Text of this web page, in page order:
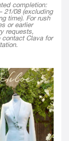
completion:
21/08 (excluding
time). For rush
or earlier
requests,
contact Clava for